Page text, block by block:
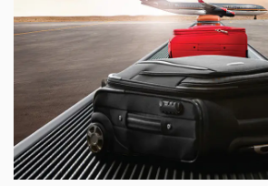
Las maletas están diseñadas
con esquinas reforzadas y
Los materiales y la
diseñados para resistir la
tiempo, lo que garantiza que
serán sus compañeras de
venideros.